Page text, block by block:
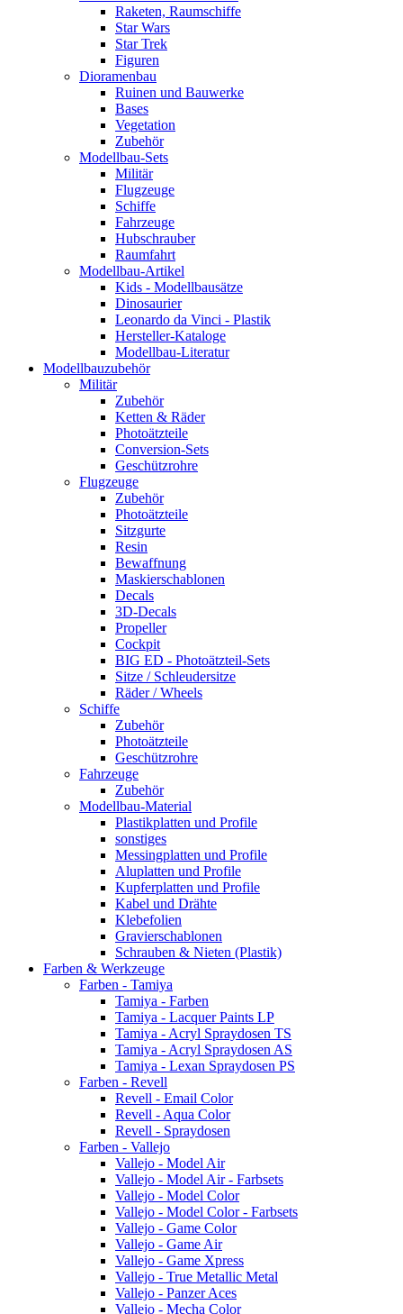
Raketen, Raumschiffe
Star Wars
Star Trek
Figuren
Dioramenbau
Ruinen und Bauwerke
Bases
Vegetation
Zubehör
Modellbau-Sets
Militär
Flugzeuge
Schiffe
Fahrzeuge
Hubschrauber
Raumfahrt
Modellbau-Artikel
Kids - Modellbausätze
Dinosaurier
Leonardo da Vinci - Plastik
Hersteller-Kataloge
Modellbau-Literatur
Modellbauzubehör
Militär
Zubehör
Ketten & Räder
Photoätzteile
Conversion-Sets
Geschützrohre
Flugzeuge
Zubehör
Photoätzteile
Sitzgurte
Resin
Bewaffnung
Maskierschablonen
Decals
3D-Decals
Propeller
Cockpit
BIG ED - Photoätzteil-Sets
Sitze / Schleudersitze
Räder / Wheels
Schiffe
Zubehör
Photoätzteile
Geschützrohre
Fahrzeuge
Zubehör
Modellbau-Material
Plastikplatten und Profile
sonstiges
Messingplatten und Profile
Aluplatten und Profile
Kupferplatten und Profile
Kabel und Drähte
Klebefolien
Gravierschablonen
Schrauben & Nieten (Plastik)
Farben & Werkzeuge
Farben - Tamiya
Tamiya - Farben
Tamiya - Lacquer Paints LP
Tamiya - Acryl Spraydosen TS
Tamiya - Acryl Spraydosen AS
Tamiya - Lexan Spraydosen PS
Farben - Revell
Revell - Email Color
Revell - Aqua Color
Revell - Spraydosen
Farben - Vallejo
Vallejo - Model Air
Vallejo - Model Air - Farbsets
Vallejo - Model Color
Vallejo - Model Color - Farbsets
Vallejo - Game Color
Vallejo - Game Air
Vallejo - Game Xpress
Vallejo - True Metallic Metal
Vallejo - Panzer Aces
Vallejo - Mecha Color